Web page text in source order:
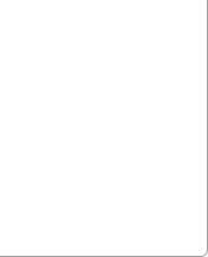
Ltda.